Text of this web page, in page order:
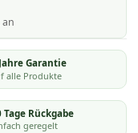
Garantie
alle Produkte
Tage Rückgabe
geregelt